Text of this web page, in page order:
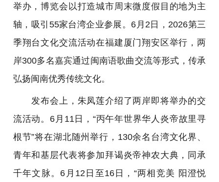
举办，博览会以打造城市周末微度假目的地为主
轴，吸引55家台湾企业参展。6月2日，2026第三
季翔台文化交流活动在福建厦门翔安区举行，两
岸300多名嘉宾通过闽南语歌曲交流等形式，传承
弘扬闽南优秀传统文化。
发布会上，朱凤莲介绍了两岸即将举办的交
流活动。6月11日，“丙午年世界华人炎帝故里寻
根节”将在湖北随州举行，130余名台湾文化界、
青年和基层代表将参加拜谒炎帝神农大典，同承
千年文脉。6月12日至16日，“两相竞美 阳澄悦